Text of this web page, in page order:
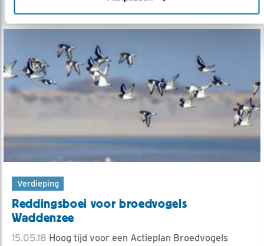
Verdieping
Reddingsboei voor broedvogels
Waddenzee
15.05.18 Hoog tijd voor een Actieplan Broedvogels